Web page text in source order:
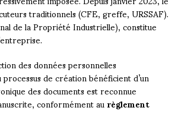
traditionnels (CFE, greffe, URSSAF).
de la Propriété Industrielle), constitue
des données personnelles
de création bénéficient d’un
des documents est reconnue
conformément aurèglement